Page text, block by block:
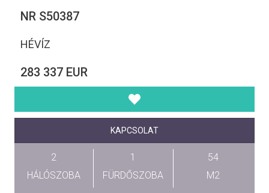
NR S50387
HÉVÍZ
283 337 EUR
KAPCSOLAT
2
HÁLÓSZOBA
1
FÜRDŐSZOBA
54
M2